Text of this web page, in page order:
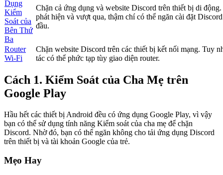
Dụng
Kiểm
Soát của
Bên Thứ
Ba
Chặn cả ứng dụng và website Discord trên thiết bị di
phát hiện và vượt qua, thậm chí có thể ngăn cài đặt
đầu.
Router
Wi-Fi
Chặn website Discord trên các thiết bị kết nối mạng. Tuy
tác có thể phức tạp tùy giao diện router.
Cách 1. Kiểm Soát của Cha Mẹ trên
Google Play
Hầu hết các thiết bị Android đều có ứng dụng Google Play, vì vậy
bạn có thể sử dụng tính năng Kiểm soát của cha mẹ để chặn
Discord. Nhờ đó, bạn có thể ngăn không cho tải ứng dụng Discord
trên thiết bị và tài khoản Google của trẻ.
Mẹo Hay